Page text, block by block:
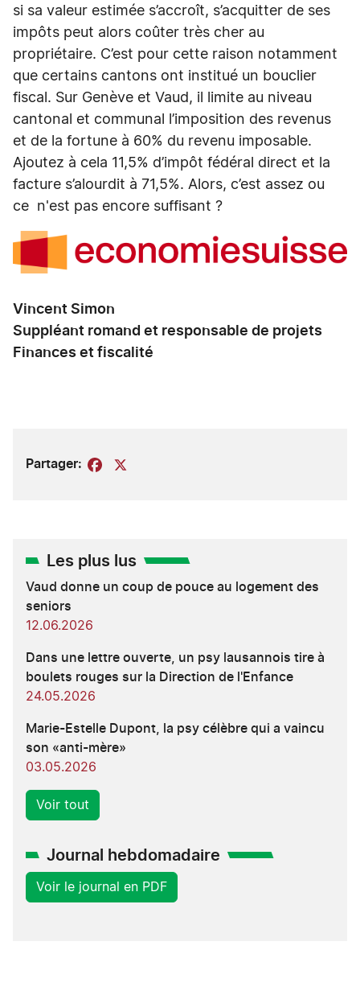
si sa valeur estimée s’accroît, s’acquitter de ses
impôts peut alors coûter très cher au
propriétaire. C’est pour cette raison notamment
que certains cantons ont institué un bouclier
fiscal. Sur Genève et Vaud, il limite au niveau
cantonal et communal l’imposition des revenus
et de la fortune à 60% du revenu imposable.
Ajoutez à cela 11,5% d’impôt fédéral direct et la
facture s’alourdit à 71,5%. Alors, c’est assez ou
ce n'est pas encore suffisant ?
Vincent Simon
Suppléant romand et responsable de projets
Finances et fiscalité
Partager: Facebook
Les plus lus
Vaud donne un coup de pouce au logement des
seniors
12.06.2026
Dans une lettre ouverte, un psy lausannois tire à
boulets rouges sur la Direction de l'Enfance
24.05.2026
Marie-Estelle Dupont, la psy célèbre qui a vaincu
son «anti-mère»
03.05.2026
Voir tout
Journal hebdomadaire
Voir le journal en PDF